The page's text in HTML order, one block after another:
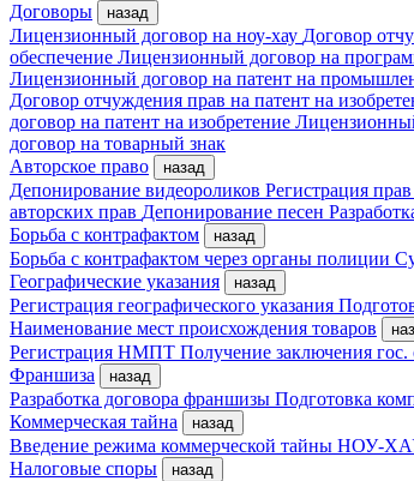
Договоры
назад
Лицензионный договор на ноу-хау Договор
обеспечение Лицензионный договор на
Лицензионный договор на патент на
Договор отчуждения прав на патент на
договор на патент на изобретение
договор на товарный знак
Авторское право
назад
Депонирование видеороликов Регистрация
авторских прав Депонирование песен
Борьба с контрафактом
назад
Борьба с контрафактом через органы полиции
Географические указания
назад
Регистрация географического указания
Наименование мест происхождения товаров
Регистрация НМПТ Получение заключения
Франшиза
назад
Разработка договора франшизы Подготовка
Коммерческая тайна
назад
Введение режима коммерческой тайны НОУ-
Налоговые споры
назад